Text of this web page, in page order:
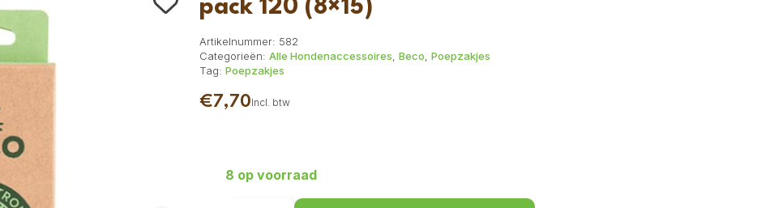
pack 120 (8×15)
Artikelnummer: 582
Categorieën: Alle Hondenaccessoires Beco Poepzakjes
Tag: Poepzakjes
€7,70Incl. btw
8 op voorraad